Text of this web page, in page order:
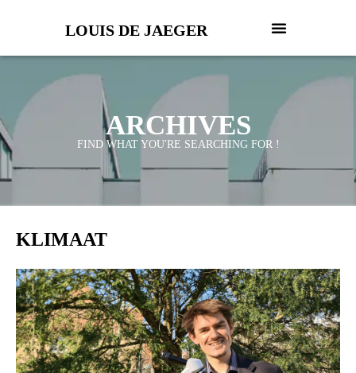
LOUIS DE JAEGER
ARCHIVES
FIND WHAT YOU'RE SEARCHING FOR !
KLIMAAT